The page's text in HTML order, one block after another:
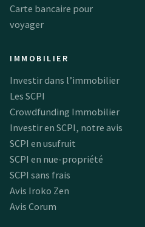
Carte bancaire pour
voyager
IMMOBILIER
Investir dans l’immobilier
Les SCPI
Crowdfunding Immobilier
Investir en SCPI, notre avis
SCPI en usufruit
SCPI en nue-propriété
SCPI sans frais
Avis Iroko Zen
Avis Corum